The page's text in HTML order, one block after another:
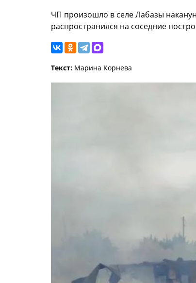
ЧП произошло в селе Лабазы
распространился на соседние
Текст: Марина Корнева